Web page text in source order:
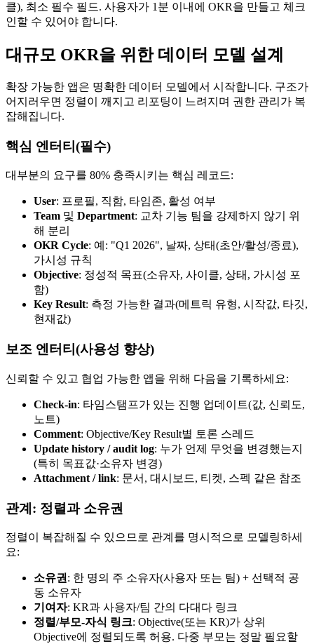
클), 최소 필수 필드. 사용자가 1분 이내에 OKR을 만들고 체크
인할 수 있어야 합니다.
대규모 OKR을 위한 데이터 모델 설계
확장 가능한 앱은 명확한 데이터 모델에서 시작합니다. 구조가
어지러우면 정렬이 깨지고 리포팅이 느려지며 권한 관리가 복
잡해집니다.
핵심 엔터티(필수)
대부분의 요구를 80% 충족시키는 핵심 레코드:
User: 프로필, 직함, 타임존, 활성 여부
Team 및 Department: 교차 기능 팀을 강제하지 않기 위
해 분리
OKR Cycle: 예: "Q1 2026", 날짜, 상태(초안/활성/종료),
가시성 규칙
Objective: 정성적 목표(소유자, 사이클, 상태, 가시성 포
함)
Key Result: 측정 가능한 결과(메트릭 유형, 시작값, 타깃,
현재값)
보조 엔터티(사용성 향상)
신뢰할 수 있고 협업 가능한 앱을 위해 다음을 기록하세요:
Check-in: 타임스탬프가 있는 진행 업데이트(값, 신뢰도,
노트)
Comment: Objective/Key Result별 토론 스레드
Update history / audit log: 누가 언제 무엇을 변경했는지
(특히 목표값·소유자 변경)
Attachment / link: 문서, 대시보드, 티켓, 스펙 같은 참조
관계: 정렬과 소유권
정렬이 복잡해질 수 있으므로 관계를 명시적으로 모델링하세
요:
소유권 : 한 명의 주 소유자(사용자 또는 팀) + 선택적 공
동 소유자
기여자: KR과 사용자/팀 간의 다대다 링크
정렬/부모-자식 링크: Objective(또는 KR)가 상위
Objective에 정렬되도록 허용. 다중 부모는 정말 필요할